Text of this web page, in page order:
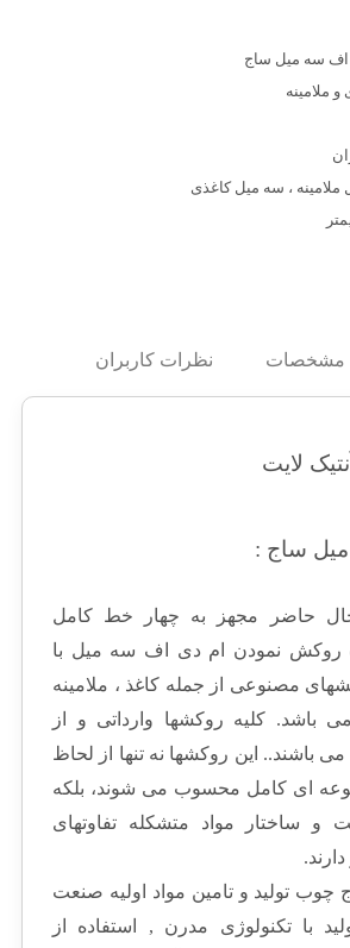
اف سه میل ساج
ملامینه
ملامینه ، سه میل کاغذی
مشخصات نظرات کاربران
لایت
ساج :
حاضر مجهز به چهار خط كامل
روكش نمودن ام دی اف سه میل با
مصنوعی از جمله کاغذ ، ملامینه
باشد. کلیه روکشها وارداتی و از
باشند.. این روکشها نه تنها از لحاظ
ای کامل محسوب می شوند، بلکه
و ساختار مواد متشکله تفاوتهای
چوب توليد و تامين مواد اوليه صنعت
با تكنولوژی مدرن , استفاده از